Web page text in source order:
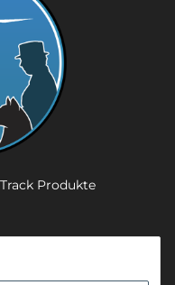
Produkte